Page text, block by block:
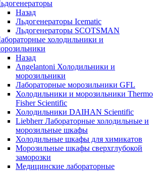
Назад
Льдогенераторы Icematic
Льдогенераторы SCOTSMAN
холодильники и
Назад
Angelantoni Холодильники и
морозильники
Лабораторные морозильники GFL
Холодильники и морозильники Thermo
Fisher Scientific
Холодильники DAIHAN Scientific
Liebherr Лабораторные холодильные и
морозильные шкафы
Холодильные шкафы для химикатов
Морозильные шкафы сверхглубокой
заморозки
Медицинские лабораторные